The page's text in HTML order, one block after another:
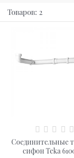
Товаров: 2
Соединительные
сифон Teka